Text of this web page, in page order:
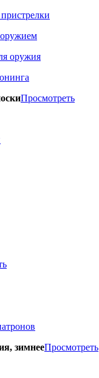
оружием
оружия
Просмотреть
зимнееПросмотреть